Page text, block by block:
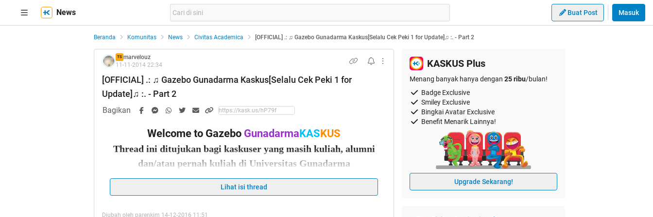
News Buat Post Masuk
Beranda Komunitas News Civitas Academica [OFFICIAL] .: ♫ Gazebo Gunadarma Kaskus[Selalu Cek Peki 1 for Update]♫ :. - Part 2
TS marvelouz
11-11-2014 22:34
[OFFICIAL] .: ♫ Gazebo Gunadarma Kaskus[Selalu Cek Peki 1 for
Update]♫ :. - Part 2
Bagikan
Welcome to Gazebo GunadarmaKASKUS
Thread ini ditujukan bagi kaskuser yang masih kuliah, alumni
dan/atau pernah kuliah di Universitas Gunadarma
Lihat isi thread
Diubah oleh parenkim 14-12-2016 11:51
KASKUS Plus
Menang banyak hanya dengan 25 ribu/bulan!
Badge Exclusive
Smiley Exclusive
Bingkai Avatar Exclusive
Benefit Menarik Lainnya!
Upgrade Sekarang!